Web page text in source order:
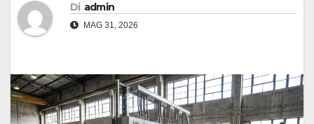
Di admin
MAG 31, 2026